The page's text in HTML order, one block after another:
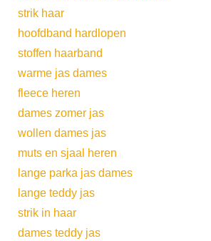
strik haar
hoofdband hardlopen
stoffen haarband
warme jas dames
fleece heren
dames zomer jas
wollen dames jas
muts en sjaal heren
lange parka jas dames
lange teddy jas
strik in haar
dames teddy jas